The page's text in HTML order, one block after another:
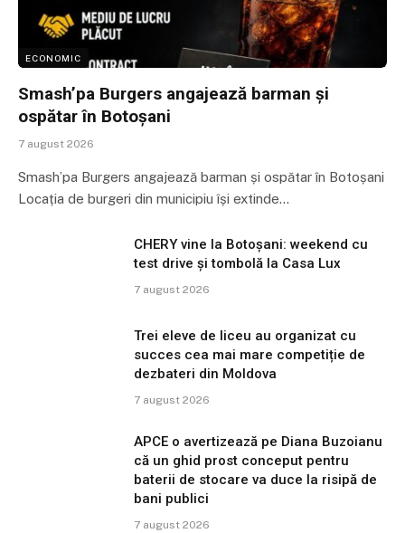
ECONOMIC
Smash’pa Burgers angajează barman și
ospătar în Botoșani
7 august 2026
Smash’pa Burgers angajează barman și ospătar în Botoșani
Locația de burgeri din municipiu își extinde…
CHERY vine la Botoșani: weekend cu
test drive și tombolă la Casa Lux
7 august 2026
Trei eleve de liceu au organizat cu
succes cea mai mare competiție de
dezbateri din Moldova
7 august 2026
APCE o avertizează pe Diana Buzoianu
că un ghid prost conceput pentru
baterii de stocare va duce la risipă de
bani publici
7 august 2026